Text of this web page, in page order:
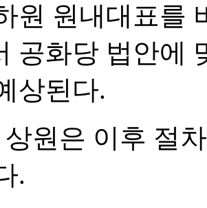
원 원내대표를
공화당 법안에
상된다.
원은 이후 절
.